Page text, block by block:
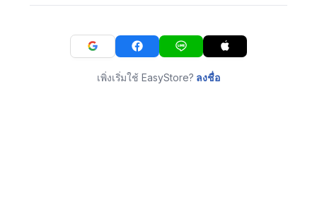
เพิ่งเริ่มใช้ EasyStore? ลงชื่อ